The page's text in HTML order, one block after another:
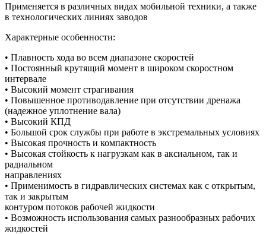
Применяется в различных видах мобильной техники, а также
в технологических линиях заводов
Характерные особенности:
• Плавность хода во всем диапазоне скоростей
• Постоянный крутящий момент в широком скоростном
интервале
• Высокий момент страгивания
• Повышенное противодавление при отсутствии дренажа
(надежное уплотнение вала)
• Высокий КПД
• Большой срок службы при работе в экстремальных условиях
• Высокая прочность и компактность
• Высокая стойкость к нагрузкам как в аксиальном, так и
радиальном
направлениях
• Применимость в гидравлических системах как с открытым,
так и закрытым
контуром потоков рабочей жидкости
• Возможность использования самых разнообразных рабочих
жидкостей